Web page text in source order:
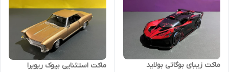
ماکت زیبای بوگاتی بولاید
ماکت استثنایی بیوک ریویرا